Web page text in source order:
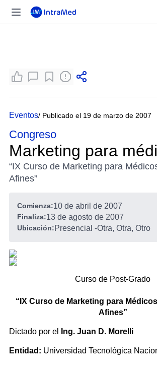
Eventos/ Publicado el 19 de marzo de 2007
Congreso
Marketing para
“IX Curso de Marketing para
Afines”
Comienza:10 de abril de 2007
Finaliza:13 de agosto de 2007
Ubicación:Presencial -Otra, Otra, Otro
Curso de Post-Grado
“IX Curso de Marketing para
Afines”
Dictado por el Ing. Juan D. Morelli
Entidad: Universidad Tecnológica